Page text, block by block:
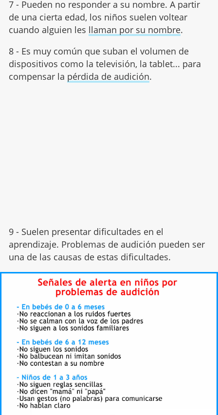
7 - Pueden no responder a su nombre. A partir
de una cierta edad, los niños suelen voltear
cuando alguien les llaman por su nombre.
8 - Es muy común que suban el volumen de
dispositivos como la televisión, la tablet... para
compensar la pérdida de audición.
9 - Suelen presentar dificultades en el
aprendizaje. Problemas de audición pueden ser
una de las causas de estas dificultades.